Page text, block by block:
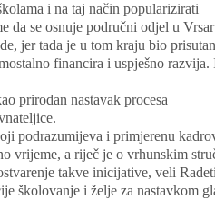
i na taj način popularizirati
da se osnuje područni odjel u
jer tada je u tom kraju bio
financira i uspješno
prirodan nastavak procesa
podrazumijeva i primjerenu
vrijeme, a riječ je o vrhunskim
takve inicijative, veli
školovanje i želje za nastavkom